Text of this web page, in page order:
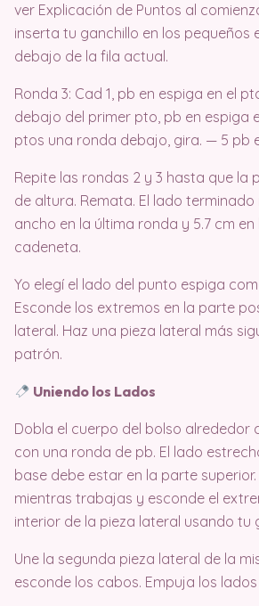
ver Explicación de Puntos al
inserta tu ganchillo en los pequeños
debajo de la fila actual.
Ronda 3: Cad 1, pb en espiga en el
debajo del primer pto, pb en espiga
ptos una ronda debajo, gira. — 5 pb
Repite las rondas 2 y 3 hasta que la
de altura. Remata. El lado terminado
ancho en la última ronda y 5.7 cm
cadeneta.
Yo elegí el lado del punto espiga
Esconde los extremos en la parte
lateral. Haz una pieza lateral más
patrón.
Uniendo los Lados
Dobla el cuerpo del bolso alrededor
con una ronda de pb. El lado
base debe estar en la parte superior.
mientras trabajas y esconde el
interior de la pieza lateral usando tu
Une la segunda pieza lateral de la
esconde los cabos. Empuja los